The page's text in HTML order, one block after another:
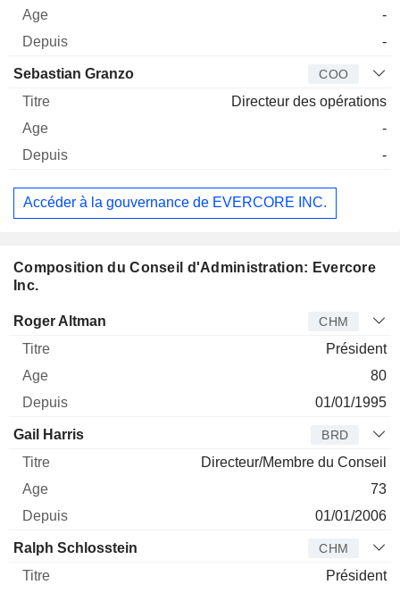
-
-
Sebastian Granzo COO
Directeur des opérations
-
-
Accéder à la gouvernance de EVERCORE INC.
Composition du Conseil d'Administration: Evercore
Inc.
Administrateur
Roger Altman CHM
Président
80
01/01/1995
Gail Harris BRD
Directeur/Membre du Conseil
73
01/01/2006
Ralph Schlosstein CHM
Président